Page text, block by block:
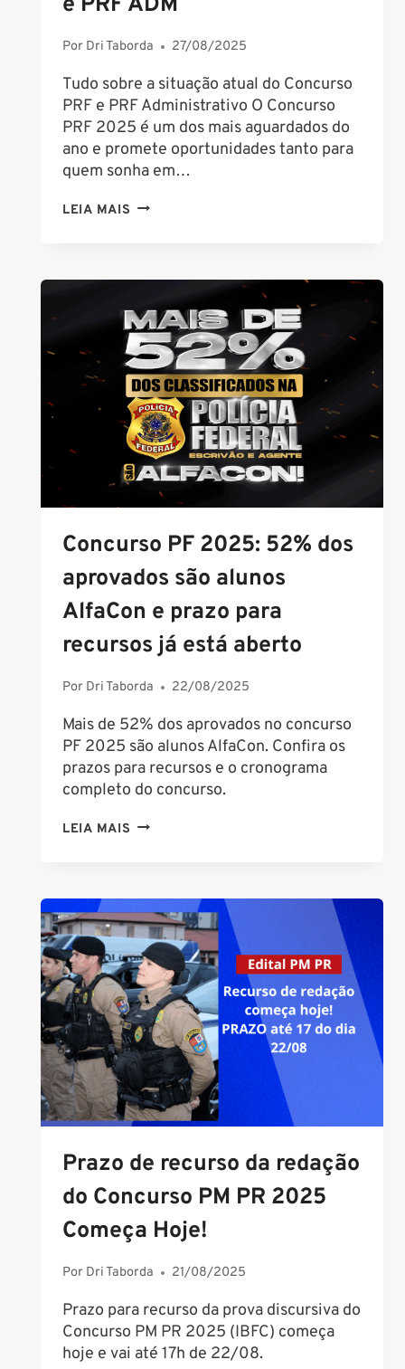
Por Dri Taborda 27/08/2025
Tudo sobre a situação atual do Concurso
PRF e PRF Administrativo O Concurso
PRF 2025 é um dos mais aguardados do
ano e promete oportunidades tanto para
quem sonha em…
LEIA MAIS CONCURSO
PRF
ADM
Concurso PF 2025: 52% dos
aprovados são alunos
AlfaCon e prazo para
recursos já está aberto
Por Dri Taborda 22/08/2025
Mais de 52% dos aprovados no concurso
PF 2025 são alunos AlfaCon. Confira os
prazos para recursos e o cronograma
completo do concurso.
LEIA MAIS CONCURSO
DOS
APROVADOS
SÃO
ALUNOS
ALFACON
E
PRAZO
PARA
RECURSOS
JÁ
ESTÁ
ABERTO
Prazo de recurso da redação
do Concurso PM PR 2025
Começa Hoje!
Por Dri Taborda 21/08/2025
Prazo para recurso da prova discursiva do
Concurso PM PR 2025 (IBFC) começa
hoje e vai até 17h de 22/08.